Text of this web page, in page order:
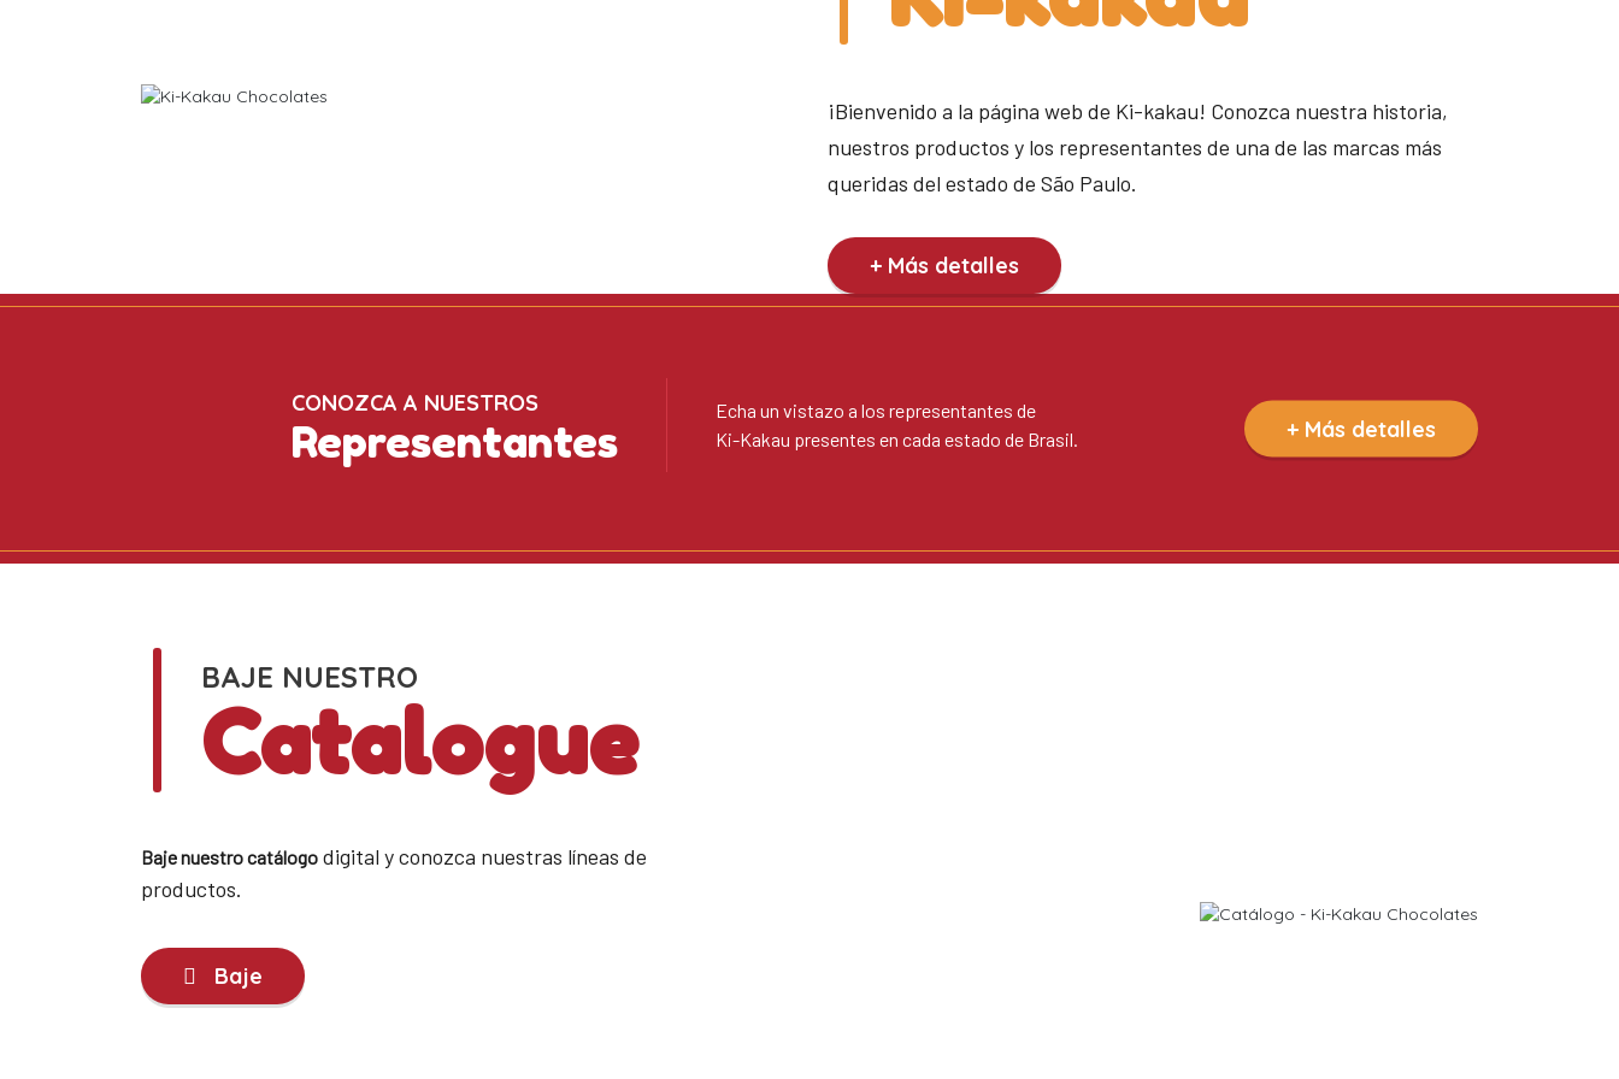
¡Bienvenido a la página web de Ki-kakau! Conozca nuestra historia,
nuestros productos y los representantes de una de las marcas más
queridas del estado de São Paulo.
+ Más detalles
CONOZCA A NUESTROS
Representantes
Echa un vistazo a los representantes de
Ki-Kakau presentes en cada estado de Brasil.
+ Más detalles
BAJE NUESTRO
Catalogue
Baje nuestro catálogo digital y conozca nuestras líneas de
productos.
Baje